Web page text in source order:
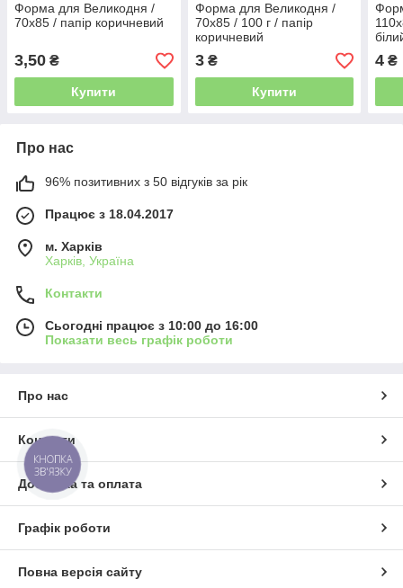
Форма для Великодня /
70х85 / папір коричневий
3,50 ₴
Купити
Форма для Великодня /
70х85 / 100 г / папір
коричневий
3₴
Купити
4 ₴
Про нас
96% позитивних з 50 відгуків за рік
Працює з 18.04.2017
м. Харків
Харків, Україна
Контакти
Сьогодні працює з 10:00 до 16:00
Показати весь графік роботи
Про нас
Контакти
Доставка та оплата
Графік роботи
Повна версія сайту
КНОПКА
ЗВ'ЯЗКУ